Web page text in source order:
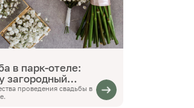
в парк-отеле:
загородный
набирает
проведения свадьбы в